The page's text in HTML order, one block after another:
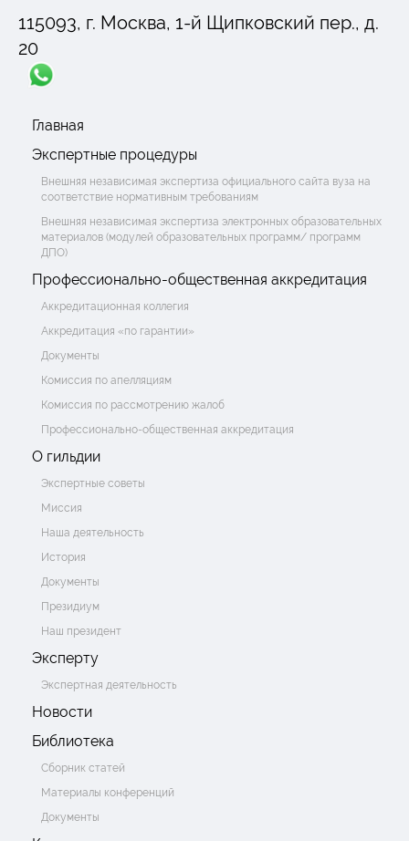
115093, г. Москва, 1-й Щипковский пер., д.
20
Главная
Экспертные процедуры
Внешняя независимая экспертиза официального сайта вуза на
соответствие нормативным требованиям
Внешняя независимая экспертиза электронных образовательных
материалов (модулей образовательных программ/ программ
ДПО)
Профессионально-общественная аккредитация
Аккредитационная коллегия
Аккредитация «по гарантии»
Документы
Комиссия по апелляциям
Комиссия по рассмотрению жалоб
Профессионально-общественная аккредитация
О гильдии
Экспертные советы
Миссия
Наша деятельность
История
Документы
Президиум
Наш президент
Эксперту
Экспертная деятельность
Новости
Библиотека
Сборник статей
Материалы конференций
Документы